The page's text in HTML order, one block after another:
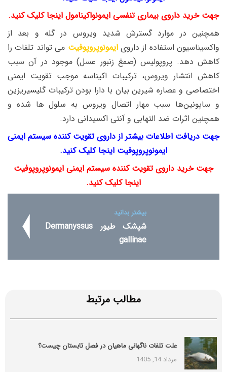
جهت خرید داروی بیماری تنفسی ایمونواکینامول اینجا کلیک کنید.
همچنین در موارد گسترش شدید ویروس در گله و بعد از
واکسیناسیون استفاده از داروی ایمونوپروپوفیت می تواند تلفات را
کاهش دهد. پروپولیس (صمغ زنبور عسل) موجود در آن سبب
کاهش انتشار ویروس، ترکیبات اکیناسه موجب تقویت ایمنی
اختصاصی و عصاره شیرین بیان با دارا بودن ترکیبات گلیسیریزین
و ساپونین‌ها سبب مهار اتصال ویروس به سلول ها شده و
همچنین اثرات ضد التهابی و آنتی اکسیدانی دارد.
جهت دریافت اطلاعات بیشتر از داروی تقویت کننده سیستم ایمنی
ایمونوپروپوفیت اینجا کلیک کنید.
جهت خرید داروی تقویت کننده سیستم ایمنی ایمونوپروپوفیت
اینجا کلیک کنید.
بیشتر بدانید
شپشک طیور Dermanyssus
gallinae
مطالب مرتبط
علت تلفات ناگهانی ماهیان در فصل تابستان چیست؟
مرداد 14, 1405